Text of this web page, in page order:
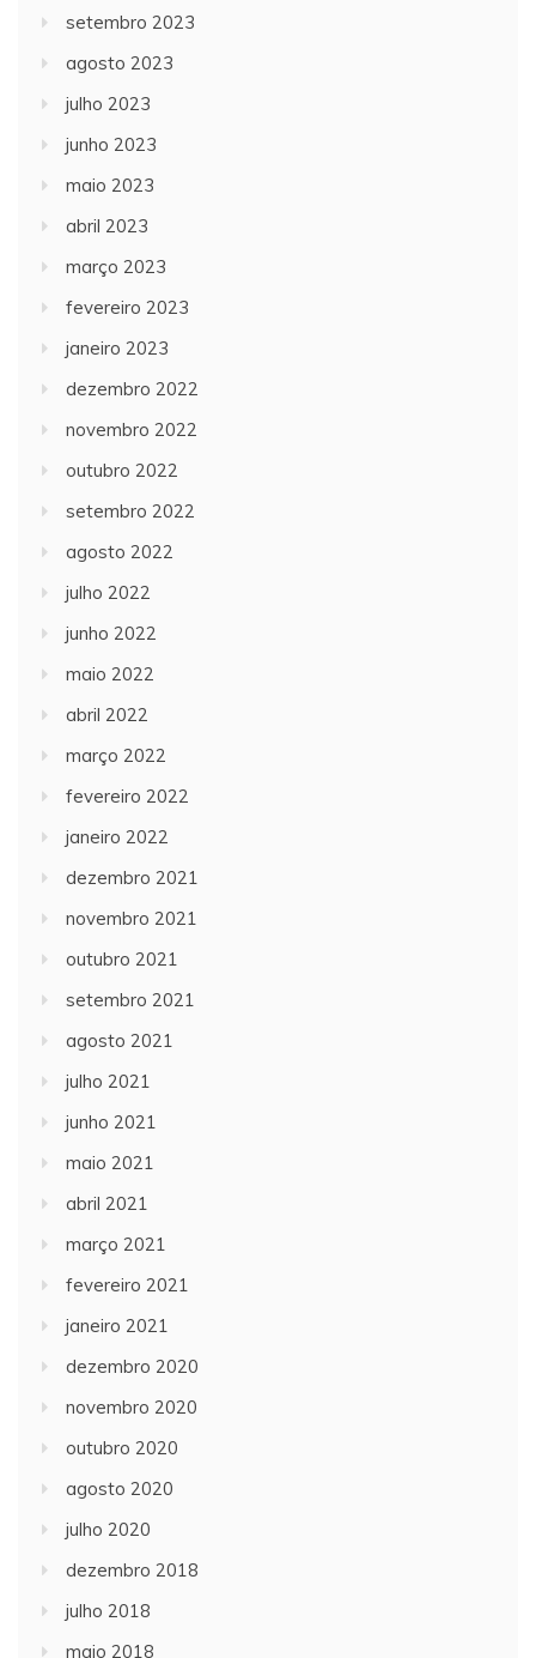
setembro 2023
agosto 2023
julho 2023
junho 2023
maio 2023
abril 2023
março 2023
fevereiro 2023
janeiro 2023
dezembro 2022
novembro 2022
outubro 2022
setembro 2022
agosto 2022
julho 2022
junho 2022
maio 2022
abril 2022
março 2022
fevereiro 2022
janeiro 2022
dezembro 2021
novembro 2021
outubro 2021
setembro 2021
agosto 2021
julho 2021
junho 2021
maio 2021
abril 2021
março 2021
fevereiro 2021
janeiro 2021
dezembro 2020
novembro 2020
outubro 2020
agosto 2020
julho 2020
dezembro 2018
julho 2018
maio 2018